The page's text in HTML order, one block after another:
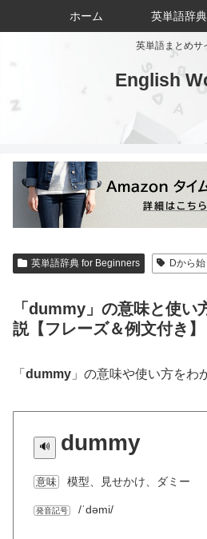
英単語まとめサ
English
ホーム 英単語辞典
英単語辞典 for Beginners Dから
「dummy」の意味と使い
説【フレーズ＆例文付き】
「 dummy 」の意味や使い方をわ
dummy
意味 模型、見せかけ、ダミー
発音記号 /ˈdəmi/